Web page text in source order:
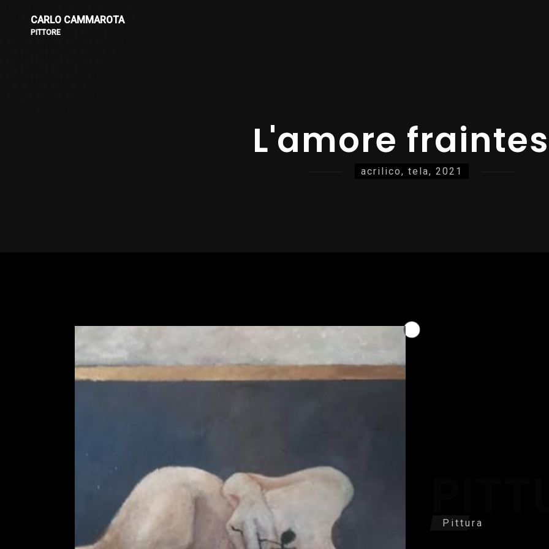
CARLO CAMMAROTA
PITTORE
L'amore
acrilico, tela, 2021
Pittura